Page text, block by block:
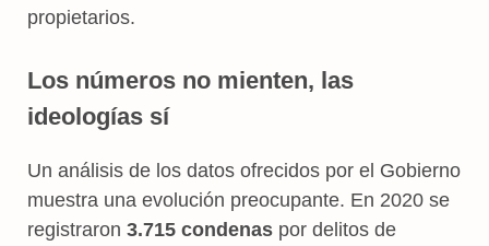
propietarios.
Los números no mienten, las
ideologías sí
Un análisis de los datos ofrecidos por el Gobierno
muestra una evolución preocupante. En 2020 se
registraron 3.715 condenas por delitos de